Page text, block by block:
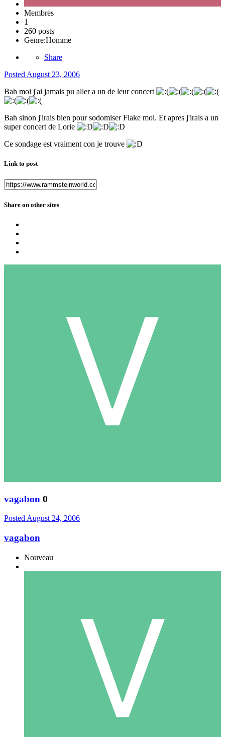
Membres
1
260 posts
Genre:Homme
Share
Posted August 23, 2006
Bah moi j'ai jamais pu aller a un de leur concert
Bah sinon j'irais bien pour sodomiser Flake moi. Et apres j'irais a un
super concert de Lorie
Ce sondage est vraiment con je trouve
Link to post
Share on other sites
vagabon 0
PostedAugust 24, 2006
vagabon
Nouveau